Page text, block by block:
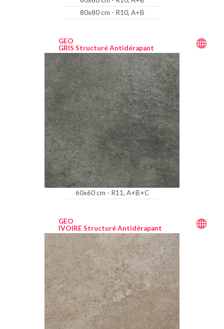
80x80 cm - R10, A+B
GEO
GRIS Structuré Antidérapant
60x60 cm - R11, A+B+C
GEO
IVOIRE Structuré Antidérapant